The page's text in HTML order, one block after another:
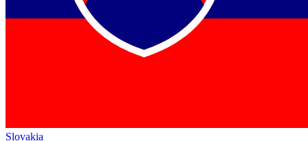
Slovakia